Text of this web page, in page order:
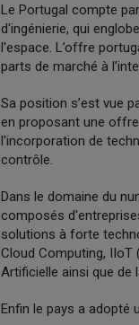
Le Portugal compte
d'ingénierie, qui
l'espace. L’offre
parts de marché à
Sa position s’est vue
en proposant une
l'incorporation de
contrôle.
Dans le domaine du
composés
solutions à forte
Cloud Computing, IIoT
Artificielle ainsi que de
Enfin le pays a adopté